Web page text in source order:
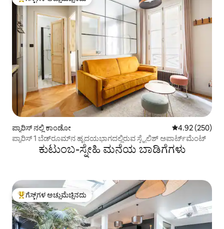
ಗೆಸ್ಟ್‌ಗಳಿಗೆ ಅತಿ ಹೆಚ್ಚು ಅಚ್ಚುಮೆಚ್ಚಿನದು
ಪ್ಯಾರಿಸ್ ನಲ್ಲಿ ಕಾಂಡೋ 5 ರಲ್ಲಿ 4.92
4.92 (250)
ಪ್ಯಾರಿಸ್ 1 ಬೆಡ್‌ರೂಮ್‌ನ ಹೃದಯಭಾಗದಲ್ಲಿರುವ ಸ್ಟೈಲಿಶ್ ಅಪಾರ್ಟ್‌ಮೆಂಟ್
ಕುಟುಂಬ-ಸ್ನೇಹಿ ಮನೆಯ ಬಾಡಿಗೆಗಳು
ಗೆಸ್ಟ್‌ಗಳಿಗೆ ಅತಿ ಹೆಚ್ಚು ಅಚ್ಚುಮೆಚ್ಚಿನದು
ಗೆಸ್ಟ್‌ಗಳ ಅಚ್ಚುಮೆಚ್ಚಿನದು